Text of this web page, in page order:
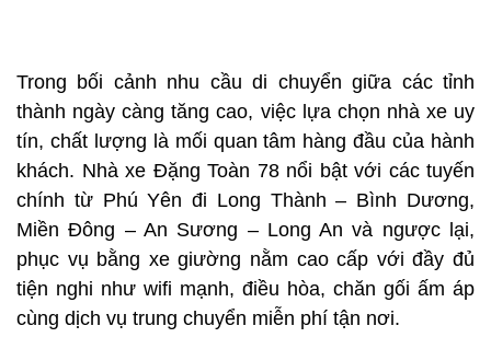
Trong bối cảnh nhu cầu di chuyển giữa các tỉnh
thành ngày càng tăng cao, việc lựa chọn nhà xe uy
tín, chất lượng là mối quan tâm hàng đầu của hành
khách. Nhà xe Đặng Toàn 78 nổi bật với các tuyến
chính từ Phú Yên đi Long Thành – Bình Dương,
Miền Đông – An Sương – Long An và ngược lại,
phục vụ bằng xe giường nằm cao cấp với đầy đủ
tiện nghi như wifi mạnh, điều hòa, chăn gối ấm áp
cùng dịch vụ trung chuyển miễn phí tận nơi.